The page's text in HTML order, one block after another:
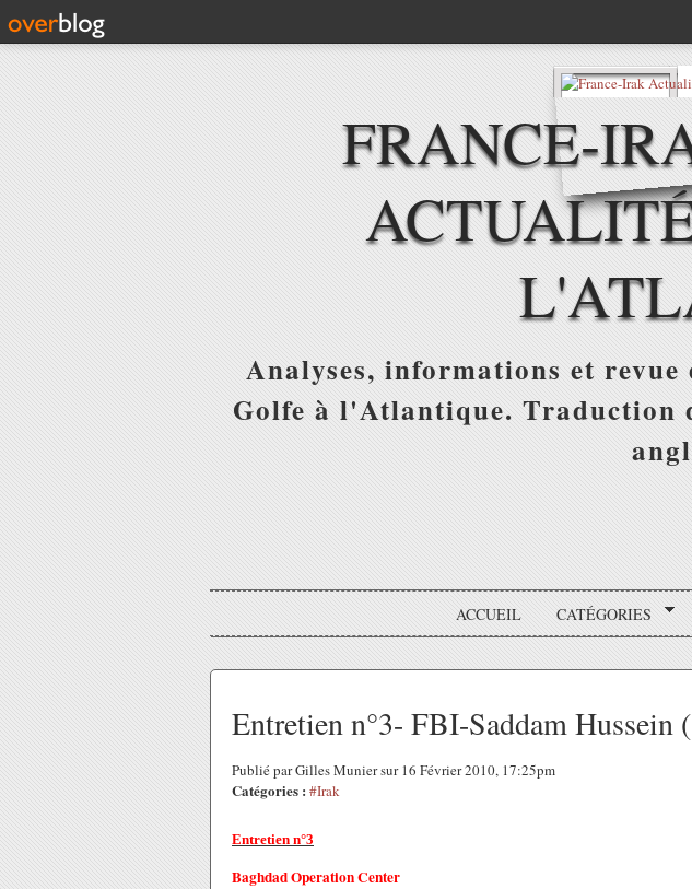
FRANCE-
Analyses, informations et
Golfe à l'Atlantique. Traduction
ACCUEIL CATÉGORIES
Entretien n°3- FBI-Saddam Hussein
Publié par Gilles Munier sur 16 Février 2010, 17:25pm
Catégories : #Irak
Entretien n°3
Baghdad Operation Center